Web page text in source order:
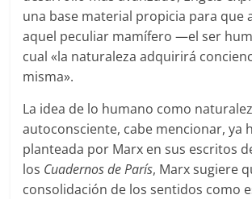
una base material propicia para que
aquel peculiar mamífero —el ser
cual «la naturaleza adquirirá
misma».
La idea de lo humano como
autoconsciente, cabe mencionar, ya
planteada por Marx en sus escritos
los Cuadernos de París, Marx sugiere
consolidación de los sentidos como